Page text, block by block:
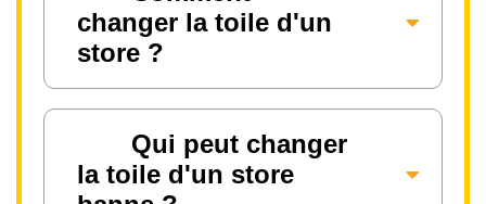
changer la toile d'un
store ?
Qui peut changer
la toile d'un store